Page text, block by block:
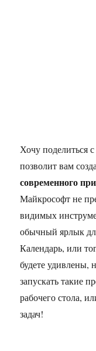
Хочу поделиться
позволит вам
современного
Майкрософт не
видимых
обычный ярлык
Календарь, или
будете удивлены,
запускать такие
рабочего стола,
задач!